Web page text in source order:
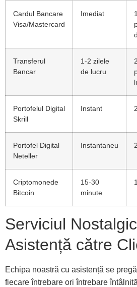
Cardul Bancare
Visa/Mastercard
Imediat
Transferul
Bancar
1-2 zilele
de lucru
Portofelul Digital
Skrill
Instant
Portofel Digital
Neteller
Instantaneu
Criptomonede
Bitcoin
15-30
minute
Serviciul
Asistență către
Echipa noastră cu asistență se
fiecare întrebare ori întrebare